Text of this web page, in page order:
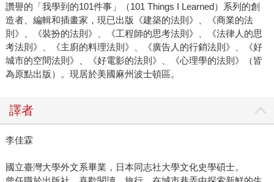
讚譽的「我學到的101件事」（101 Things I Learned）系列的創
造者、編輯和插畫家，現已出版《建築的法則》、《商業的法
則》、《裝扮的法則》、《工程師的思考法則》、《法律人的思
考法則》、《主廚的料理法則》、《廣告人的行銷法則》、《好
城市的空間法則》、《好電影的法則》、《心理學的法則》（皆
為原點出版）。現居於美國麻州波士頓區。
譯者
李佳霖
國立臺灣大學外文系畢業，日本同志社大學文化史學碩士。